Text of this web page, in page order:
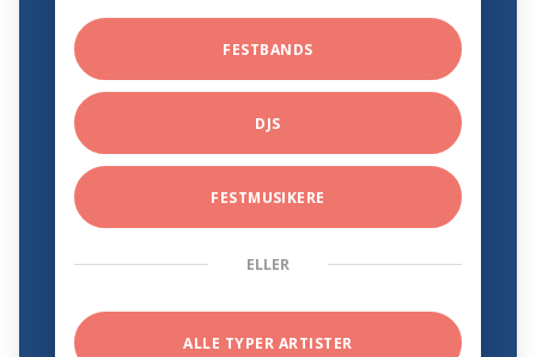
FESTBANDS
DJS
FESTMUSIKERE
ELLER
ALLE TYPER ARTISTER